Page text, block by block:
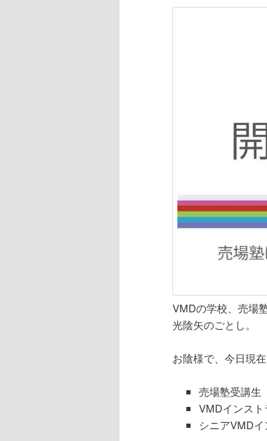
VMDの学校、売場
光陰矢のごとし。
お陰様で、今日現
売場塾受講
VMDインス
シニアVMD